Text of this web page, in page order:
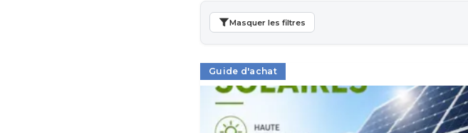
Masquer les filtres
Guide d'achat